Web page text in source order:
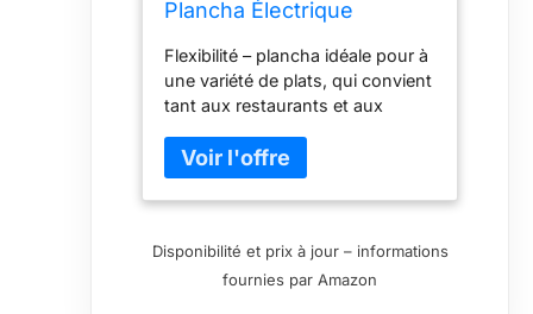
Plancha Électrique
Cuisson 4 400 Watts Grill
(4 400 W, 727 x 420 mm,
Plaque Rainurée + Lisse
En Fer)
Flexibilité – plancha idéale pour à
une variété de plats, qui convient
tant aux restaurants et aux
vente ambulante Puissance –
plancha de 3 000 W mettant à
disposition une température de
professionnel – cuisson optimale
assurée par un thermostat
Disponibilité et prix à jour – informations
fournies par Amazon